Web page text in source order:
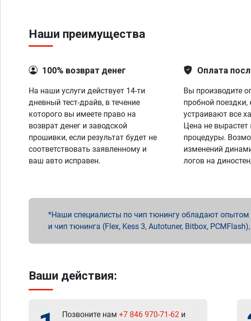
Наши преимущества
100% возврат денег
На наши услуги действует 14-ти
дневный тест-драйв, в течение
которого вы имеете право на
возврат денег и заводской
прошивки, если результат будет не
соответствовать заявленному и
ваш авто исправен.
Оплата
Вы производите
пробной поездки,
устраивают все
Цена не вырастет
процедуры.
изменений
логов на
Наши специалисты по чип тюнингу обладают опытом
и чип тюнинга (Flex, Kess 3, Autotuner, Bitbox,
Ваши действия:
Позвоните нам +7 846 970-71-62 и